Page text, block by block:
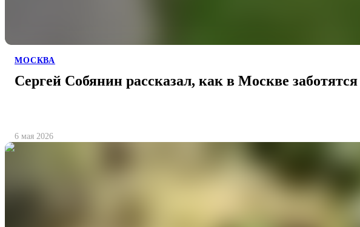
МОСКВА
Сергей Собянин рассказал, как в Москве заботятся
6 мая 2026